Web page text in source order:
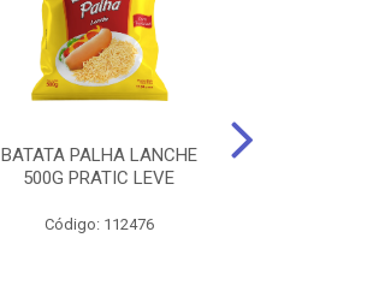
BATATA PALHA LANCHE
500G PRATIC LEVE
Código: 112476